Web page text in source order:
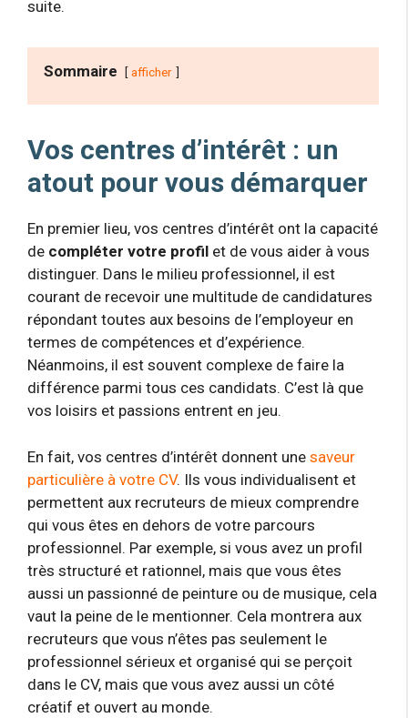
suite.
Sommaire afficher
Vos centres d’intérêt : un
atout pour vous démarquer
En premier lieu, vos centres d’intérêt ont la capacité
de compléter votre profil et de vous aider à vous
distinguer. Dans le milieu professionnel, il est
courant de recevoir une multitude de candidatures
répondant toutes aux besoins de l’employeur en
termes de compétences et d’expérience.
Néanmoins, il est souvent complexe de faire la
différence parmi tous ces candidats. C’est là que
vos loisirs et passions entrent en jeu.
En fait, vos centres d’intérêt donnent une saveur
particulière à votre CV. Ils vous individualisent et
permettent aux recruteurs de mieux comprendre
qui vous êtes en dehors de votre parcours
professionnel. Par exemple, si vous avez un profil
très structuré et rationnel, mais que vous êtes
aussi un passionné de peinture ou de musique, cela
vaut la peine de le mentionner. Cela montrera aux
recruteurs que vous n’êtes pas seulement le
professionnel sérieux et organisé qui se perçoit
dans le CV, mais que vous avez aussi un côté
créatif et ouvert au monde.